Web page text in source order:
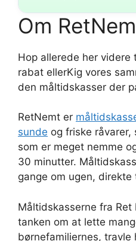
Om
Hop allerede her videre
rabat ellerKig vores
den måltidskasser der
RetNemt er
sunde og friske
som er meget nemme
30 minutter.
gange om ugen,
Måltidskasserne fra
tanken om at lette
børnefamiliernes, travle